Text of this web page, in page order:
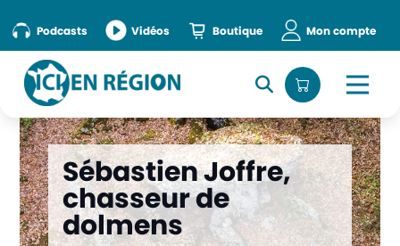
Podcasts Vidéos Boutique Mon compte
Sébastien Joffre,
chasseur de
dolmens